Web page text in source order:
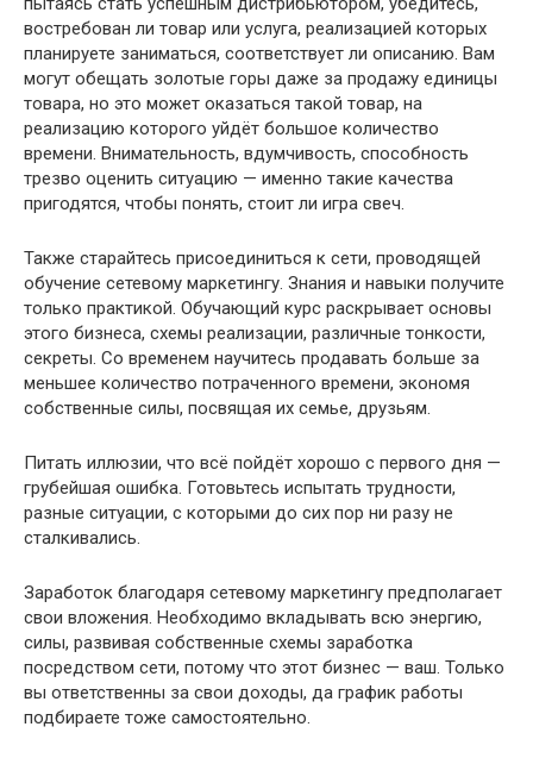
востребован ли товар или услуга, реализацией которых
планируете заниматься, соответствует ли описанию. Вам
могут обещать золотые горы даже за продажу единицы
товара, но это может оказаться такой товар, на
реализацию которого уйдёт большое количество
времени. Внимательность, вдумчивость, способность
трезво оценить ситуацию — именно такие качества
пригодятся, чтобы понять, стоит ли игра свеч.
Также старайтесь присоединиться к сети, проводящей
обучение сетевому маркетингу. Знания и навыки получите
только практикой. Обучающий курс раскрывает основы
этого бизнеса, схемы реализации, различные тонкости,
секреты. Со временем научитесь продавать больше за
меньшее количество потраченного времени, экономя
собственные силы, посвящая их семье, друзьям.
Питать иллюзии, что всё пойдёт хорошо с первого дня —
грубейшая ошибка. Готовьтесь испытать трудности,
разные ситуации, с которыми до сих пор ни разу не
сталкивались.
Заработок благодаря сетевому маркетингу предполагает
свои вложения. Необходимо вкладывать всю энергию,
силы, развивая собственные схемы заработка
посредством сети, потому что этот бизнес — ваш. Только
вы ответственны за свои доходы, да график работы
подбираете тоже самостоятельно.